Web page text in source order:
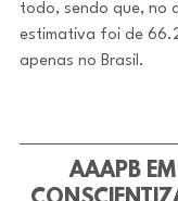
todo, sendo que, no
estimativa foi de
apenas no Brasil.
AAAPB